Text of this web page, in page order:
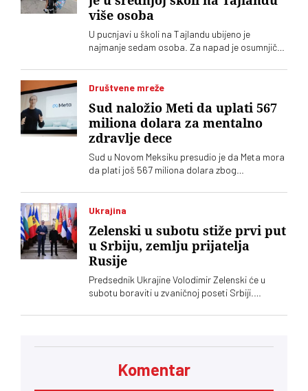
više osoba
U pucnjavi u školi na Tajlandu ubijeno je
najmanje sedam osoba. Za napad je osumnjičen
Društvene mreže
Sud naložio Meti da uplati 567
miliona dolara za mentalno
zdravlje dece
Sud u Novom Meksiku presudio je da Meta mora
da plati još 567 miliona dolara zbog
platformama. Kompnija odbacuje optužbe i
najavljuje žalbu
Ukrajina
Zelenski u subotu stiže prvi put
u Srbiju, zemlju prijatelja
Rusije
Predsednik Ukrajine Volodimir Zelenski će u
subotu boraviti u zvaničnoj poseti Srbiji.
Vučić, saopštila je služba za saradnju sa
Komentar